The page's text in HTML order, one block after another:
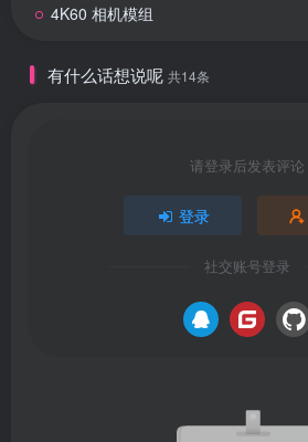
4K60 相机模组
有什么话想说呢 共14条
请登录后发表评论
登录
社交账号登录